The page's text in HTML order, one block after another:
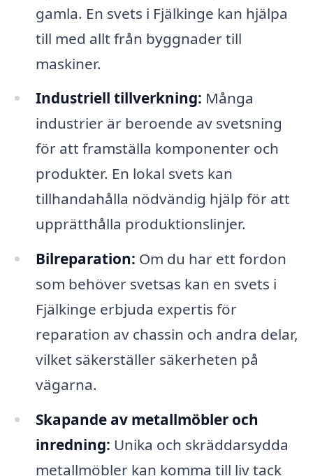
gamla. En svets i Fjälkinge kan hjälpa
till med allt från byggnader till
maskiner.
Industriell tillverkning: Många
industrier är beroende av svetsning
för att framställa komponenter och
produkter. En lokal svets kan
tillhandahålla nödvändig hjälp för att
upprätthålla produktionslinjer.
Bilreparation: Om du har ett fordon
som behöver svetsas kan en svets i
Fjälkinge erbjuda expertis för
reparation av chassin och andra delar,
vilket säkerställer säkerheten på
vägarna.
Skapande av metallmöbler och
inredning: Unika och skräddarsydda
metallmöbler kan komma till liv tack